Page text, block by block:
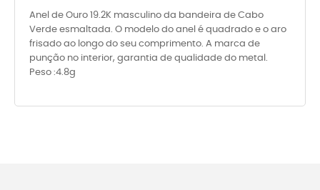
Anel de Ouro 19.2K masculino da bandeira de Cabo
Verde esmaltada. O modelo do anel é quadrado e o aro
frisado ao longo do seu comprimento. A marca de
punção no interior, garantia de qualidade do metal.
Peso :4.8g